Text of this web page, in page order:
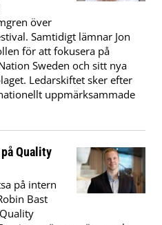
över
Samtidigt lämnar Jon
för att fokusera på
Sweden och sitt nya
Ledarskiftet sker efter
uppmärksammade
Quality
på intern
Bast